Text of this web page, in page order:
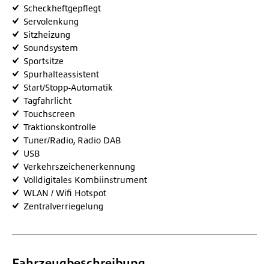
Scheckheftgepflegt
Servolenkung
Sitzheizung
Soundsystem
Sportsitze
Spurhalteassistent
Start/Stopp-Automatik
Tagfahrlicht
Touchscreen
Traktionskontrolle
Tuner/Radio, Radio DAB
USB
Verkehrszeichenerkennung
Volldigitales Kombiinstrument
WLAN / Wifi Hotspot
Zentralverriegelung